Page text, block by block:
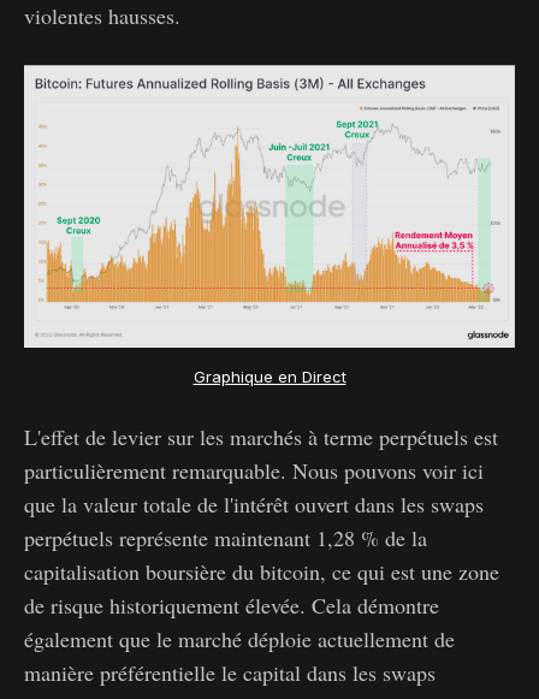
violentes hausses.
Graphique en Direct
L'effet de levier sur les marchés à terme perpétuels est
particulièrement remarquable. Nous pouvons voir ici
que la valeur totale de l'intérêt ouvert dans les swaps
perpétuels représente maintenant 1,28 % de la
capitalisation boursière du bitcoin, ce qui est une zone
de risque historiquement élevée. Cela démontre
également que le marché déploie actuellement de
manière préférentielle le capital dans les swaps